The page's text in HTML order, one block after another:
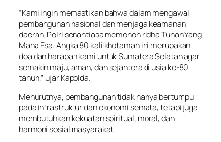
“Kami ingin memastikan bahwa dalam mengawal
pembangunan nasional dan menjaga keamanan
daerah, Polri senantiasa memohon ridha Tuhan Yang
Maha Esa. Angka 80 kali khotaman ini merupakan
doa dan harapan kami untuk Sumatera Selatan agar
semakin maju, aman, dan sejahtera di usia ke-80
tahun,” ujar Kapolda.
Menurutnya, pembangunan tidak hanya bertumpu
pada infrastruktur dan ekonomi semata, tetapi juga
membutuhkan kekuatan spiritual, moral, dan
harmoni sosial masyarakat.